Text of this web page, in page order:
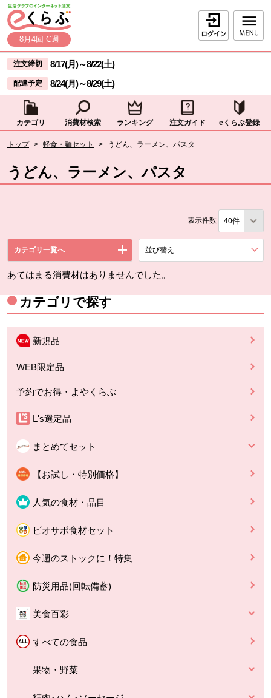
ページの先頭です。
本文へジャンプする。
8月4回 C週
ログイン
ここからサイト内共通メニューです。
サイト内共通メニューをスキップする
注文締切 8/17(月)～8/22(土)
配達予定 8/24(月)～8/29(土)
カテゴリ 消費材検索 ランキング 注文ガイド eくらぶ登録
トップ > 軽食・麺セット > うどん、ラーメン、パスタ
うどん、ラーメン、パスタ
表示件数
カテゴリ一覧へ 並び替え
あてはまる消費材はありませんでした。
カテゴリで探す
新規品
WEB限定品
予約でお得・よやくらぶ
L's選定品
まとめてセット
【お試し・特別価格】
人気の食材・品目
ビオサポ食材セット
今週のストックに！特集
防災用品(回転備蓄)
美食百彩
すべての食品
果物・野菜